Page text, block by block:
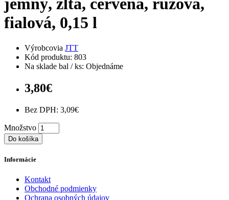
jemný, žltá, červená, ružová,
fialová, 0,15 l
Výrobcovia JTT
Kód produktu: 803
Na sklade bal / ks: Objednáme
3,80€
Bez DPH: 3,09€
Množstvo
Do košíka
Informácie
Kontakt
Obchodné podmienky
Ochrana osobných údajov